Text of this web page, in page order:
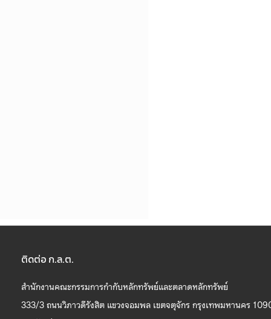
ติดต่อ ก.ล.ต.
สำนักงานคณะกรรมการกำกับหลักทรัพย์และตลาดหลักทรัพย์
333/3 ถนนวิภาวดีรังสิต แขวงจอมพล เขตจตุจักร กรุงเทพมหานคร